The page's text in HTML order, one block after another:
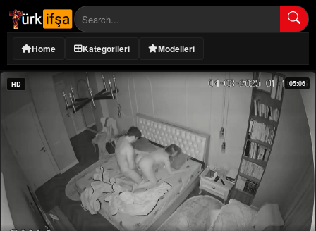
Home Kategorileri Modelleri
HD 05:06